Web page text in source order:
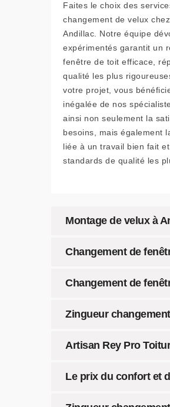
Faites le choix des
changement de velux
Andillac. Notre équipe
expérimentés garantit un
fenêtre de toit efficace,
qualité les plus
votre projet, vous
inégalée de nos
ainsi non seulement la
besoins, mais également
liée à un travail bien fait
standards de qualité les
Montage de velux à
Changement de
Changement de
Zingueur
Artisan Rey Pro
Le prix du confort et